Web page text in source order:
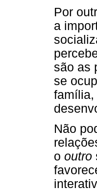
Por
a
são as
se
família,
Não
o outro